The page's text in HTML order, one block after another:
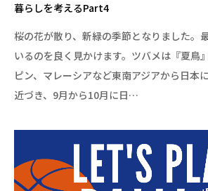
暮らしを考えるPart4
桜の花が散り、新緑の季節となりました。
いるのを良く見かけます。ツバメは『夏鳥
ピン、マレーシアなど東南アジアから日本
近づき、9月から10月に日…